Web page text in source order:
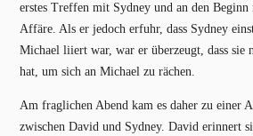
erstes Treffen mit Sydney und an den
Affäre. Als er jedoch erfuhr, dass Sydney
Michael liiert war, war er überzeugt, dass sie
hat, um sich an Michael zu rächen.
Am fraglichen Abend kam es daher zu einer
zwischen David und Sydney. David erinnert